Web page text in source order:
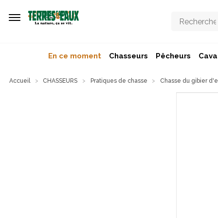
En ce moment Chasseurs Pêcheurs
Accueil CHASSEURS Pratiques de chasse Chasse du gibier